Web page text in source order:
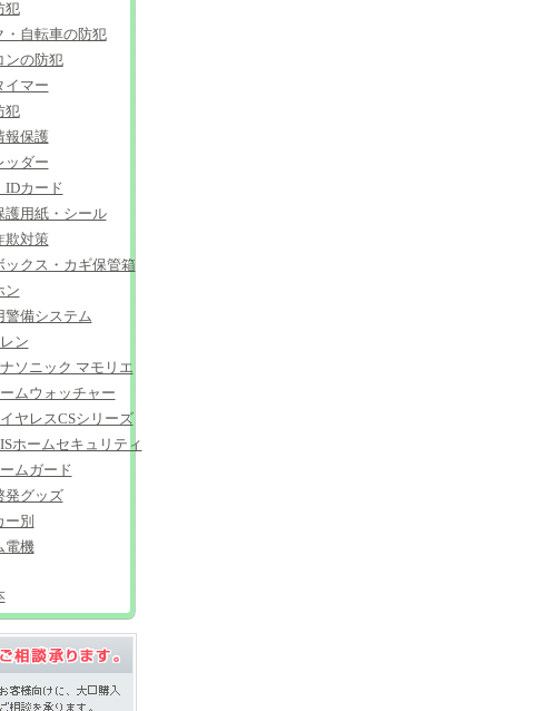
犯
・自転車の防犯
ンの防犯
イマー
犯
報保護
ッダー
IDカード
護用紙・シール
欺対策
ックス・カギ保管箱
ン
警備システム
ン
ソニック マモリエ
ムウォッチャー
ヤレスCSシリーズ
ホームセキュリティ
ムガード
発グッズ
ー別
電機